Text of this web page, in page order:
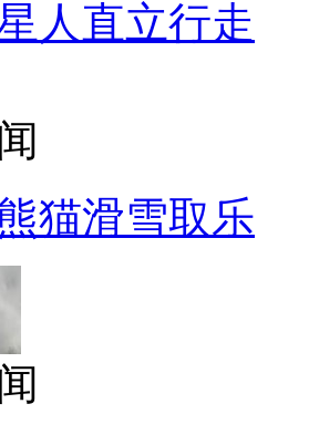
人直立行走
猫滑雪取乐